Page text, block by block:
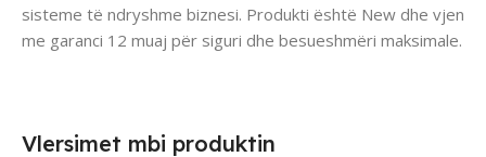
sisteme të ndryshme biznesi. Produkti është New dhe vjen
me garanci 12 muaj për siguri dhe besueshmëri maksimale.
Vlersimet mbi produktin